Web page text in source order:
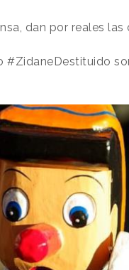
dan por reales
#ZidaneDestituido